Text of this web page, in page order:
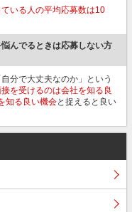
いる人の平均応募数は10
んでるときは応募しない方
分で大丈夫なのか」という
を受けるのは会社を知る良
知る良い機会と捉えると良い